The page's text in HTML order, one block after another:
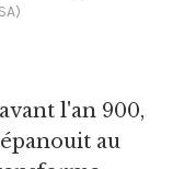
l'an 900,
au